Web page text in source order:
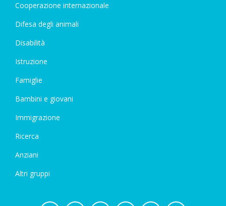
Cooperazione internazionale
Difesa degli animali
Disabilità
Istruzione
Famiglie
Bambini e giovani
Immigrazione
Ricerca
Anziani
Altri gruppi